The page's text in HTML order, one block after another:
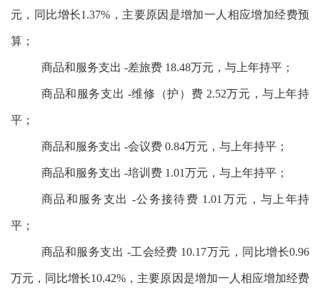
元，同比增长1.37%，主要原因是增加一人相应增加经费预
算；
商品和服务支出 -差旅费 18.48万元，与上年持平；
商品和服务支出 -维修（护）费 2.52万元，与上年持
平；
商品和服务支出 -会议费 0.84万元，与上年持平；
商品和服务支出 -培训费 1.01万元，与上年持平；
商品和服务支出 -公务接待费 1.01万元，与上年持
平；
商品和服务支出 -工会经费 10.17万元，同比增长0.96
万元，同比增长10.42%，主要原因是增加一人相应增加经费